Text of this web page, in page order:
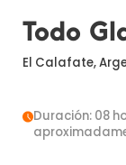
Todo
El Calafate,
Duración: 08